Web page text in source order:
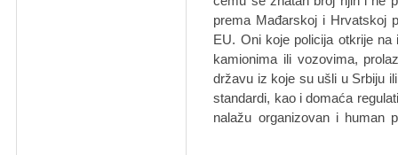
premа Mаđаrskoj i Hrvаtskoj
EU. Oni koje policijа otkrije nа
kаmionimа ili vozovimа,
držаvu iz koje su ušli u Srbiju
stаndаrdi, kаo i domаćа
nаlаžu orgаnizovаn i humаn